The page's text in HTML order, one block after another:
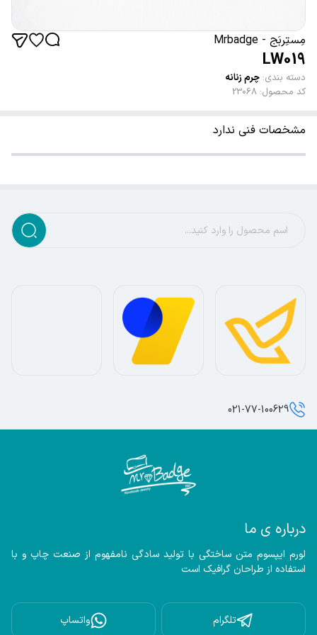
مِستِربَج - Mrbadge
LW019
دسته بندی: چرم زنانه
کد محصول:
23068
مشخصات فنی ندارد
درباره ی ما
استفاده از طراحان گرافیک است
تلگرام واتساپ
021-77-100629